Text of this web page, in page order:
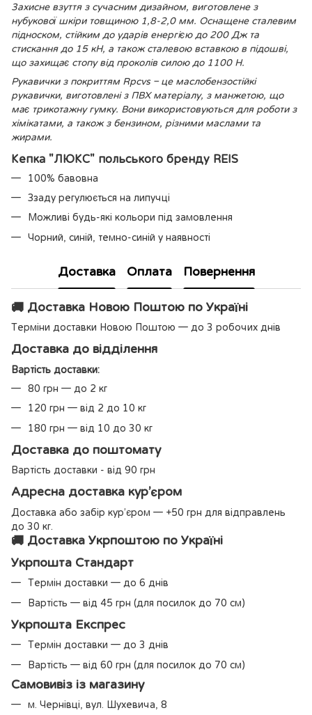
Захисне взуття з сучасним дизайном, виготовлене з
нубукової шкіри товщиною 1,8-2,0 мм. Оснащене сталевим
підноском, стійким до ударів енергією до 200 Дж та
стискання до 15 кН, а також сталевою вставкою в підошві,
що захищає стопу від проколів силою до 1100 Н.
Рукавички з покриттям Rpcvs – це маслобензостійкі
рукавички, виготовлені з ПВХ матеріалу, з манжетою, що
має трикотажну гумку. Вони використовуються для роботи з
хімікатами, а також з бензином, різними маслами та
жирами.
Кепка "ЛЮКС" польського бренду REIS
100% бавовна
Ззаду регулюється на липучці
Можливі будь-які кольори під замовлення
Чорний, синій, темно-синій у наявності
Доставка Оплата Повернення
🚚 Доставка Новою Поштою по Україні
Терміни доставки Новою Поштою — до 3 робочих днів
Доставка до відділення
Вартість доставки:
80 грн — до 2 кг
120 грн — від 2 до 10 кг
180 грн — від 10 до 30 кг
Доставка до поштомату
Вартість доставки - від 90 грн
Адресна доставка кур’єром
Доставка або забір кур’єром — +50 грн для відправлень
до 30 кг.
🚚 Доставка Укрпоштою по Україні
Укрпошта Стандарт
Термін доставки — до 6 днів
Вартість — від 45 грн (для посилок до 70 см)
Укрпошта Експрес
Термін доставки — до 3 днів
Вартість — від 60 грн (для посилок до 70 см)
Самовивіз із магазину
м. Чернівці, вул. Шухевича, 8